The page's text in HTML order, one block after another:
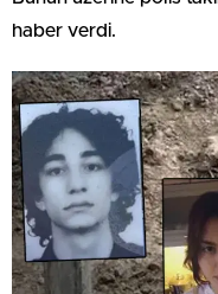
haber verdi.